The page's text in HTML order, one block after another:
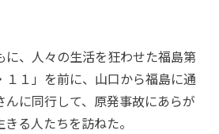
、人々の生活を狂わせた福島第
１１」を前に、山口から福島に通
んに同行して、原発事故にあらが
る人たちを訪ねた。